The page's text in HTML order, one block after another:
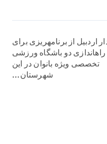
اردبیل از برنامهریزی برای
راهاندازی دو باشگاه ورزشی
تخصصی ویژه بانوان در این
شهرستان...